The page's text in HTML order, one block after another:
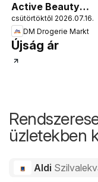
Active Beauty
2026/07-08
csütörtöktől 2026.07.16.
DM Drogerie Markt
Újság ár
üzletekben
Aldi